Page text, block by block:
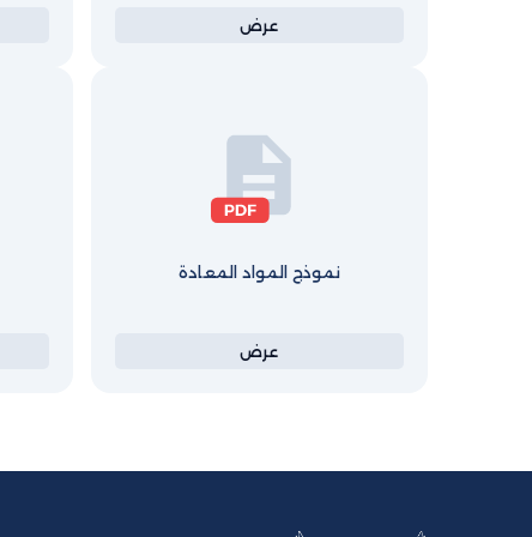
عرض
نموذج المواد المعادة
عرض